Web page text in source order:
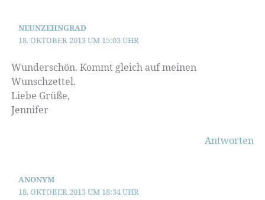
NEUNZEHNGRAD
18. OKTOBER 2013 UM 15:03 UHR
Wunderschön. Kommt gleich auf meinen
Wunschzettel.
Liebe Grüße,
Jennifer
Antworten
ANONYM
18. OKTOBER 2013 UM 18:34 UHR